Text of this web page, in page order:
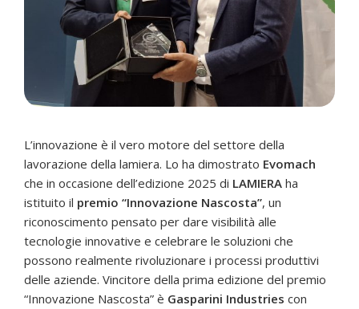
L’innovazione è il vero motore del settore della
lavorazione della lamiera. Lo ha dimostrato Evomach
che in occasione dell’edizione 2025 di LAMIERA ha
istituito il premio “Innovazione Nascosta”, un
riconoscimento pensato per dare visibilità alle
tecnologie innovative e celebrare le soluzioni che
possono realmente rivoluzionare i processi produttivi
delle aziende. Vincitore della prima edizione del premio
“Innovazione Nascosta” è Gasparini Industries con